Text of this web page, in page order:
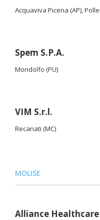
Acquaviva Picena (AP),
Spem S.P.A.
Mondolfo (PU)
VIM S.r.l.
Recanati (MC)
MOLISE
Alliance